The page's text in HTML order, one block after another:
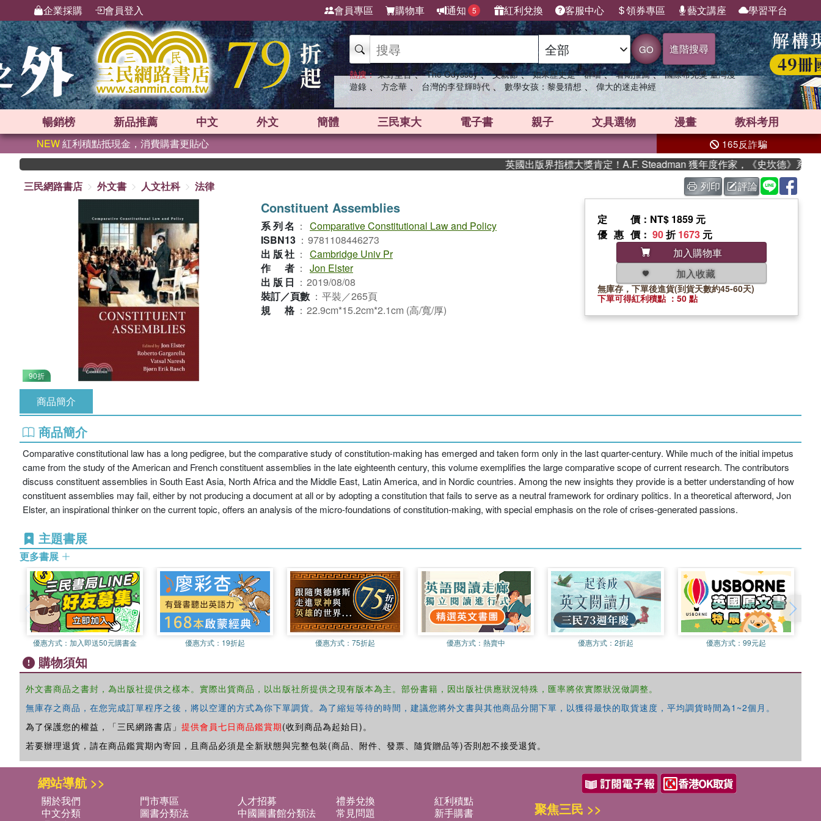
企業採購 會員登入 會員專區 購物車 通知 5 紅利兌換 客服中心 領券專區 藝文講座 學習平台
GO 進階搜尋
熱搜： 東野圭吾 、 The Odyssey 、 父親節 、 如果歷史是一群喵 、 暑期推薦 、 國際布克獎 臺灣漫
遊錄 、 方念華 、 台灣的李登輝時代 、 數學女孩：黎曼猜想 、 偉大的迷走神經
暢銷榜 新品推薦 中文 外文 簡體 三民東大 電子書 親子 文具選物 漫畫 教科考用
NEW紅利積點抵現金，消費購書更貼心 165反詐騙
英國出版界指標大獎肯定！A.F. Steadman 獲年度作家，《史坎德》系列帶你
三民網路書店
外文書 人文社科 法律 列印 評論
90折
Constituent Assemblies
系列名 ： Comparative Constitutional Law and Policy
ISBN13 ： 9781108446273
出版社 ： Cambridge Univ Pr
作者 ： Jon Elster
出版日 ： 2019/08/08
裝訂／頁數 ： 平裝／265頁
規格 ： 22.9cm*15.2cm*2.1cm (高/寬/厚)
定價 ：NT$ 1859 元
優惠價 ： 90折1673 元
加入購物車
加入收藏
無庫存，下單後進貨(到貨天數約45-60天)
下單可得紅利積點 ：50 點
商品簡介
商品簡介
Comparative constitutional law has a long pedigree, but the comparative study of constitution-making has emerged and taken form only in the last quarter-century. While much of the initial impetus
came from the study of the American and French constituent assemblies in the late eighteenth century, this volume exemplifies the large comparative scope of current research. The contributors
discuss constituent assemblies in South East Asia, North Africa and the Middle East, Latin America, and in Nordic countries. Among the new insights they provide is a better understanding of how
constituent assemblies may fail, either by not producing a document at all or by adopting a constitution that fails to serve as a neutral framework for ordinary politics. In a theoretical afterword, Jon
Elster, an inspirational thinker on the current topic, offers an analysis of the micro-foundations of constitution-making, with special emphasis on the role of crises-generated passions.
主題書展
更多書展
優惠方式： 加入即送50元購書金 優惠方式： 19折起 優惠方式：75折起 優惠方式： 熱賣中 優惠方式：2折起 優惠方式：99元起
購物須知
外文書商品之書封，為出版社提供之樣本。實際出貨商品，以出版社所提供之現有版本為主。部份書籍，因出版社供應狀況特殊，匯率將依實際狀況做調整。
無庫存之商品，在您完成訂單程序之後，將以空運的方式為你下單調貨。為了縮短等待的時間，建議您將外文書與其他商品分開下單，以獲得最快的取貨速度，平均調貨時間為1~2個月。
為了保護您的權益，「三民網路書店」 提供會員七日商品鑑賞期(收到商品為起始日)。
若要辦理退貨，請在商品鑑賞期內寄回，且商品必須是全新狀態與完整包裝(商品、附件、發票、隨貨贈品等)否則恕不接受退貨。
網站導航 >>
關於我們 門市專區 人才招募 禮券兌換
紅利積點
中文分類
圖書分類法 中國圖書館分類法 常見問題
新手購書
聚焦三民 >>